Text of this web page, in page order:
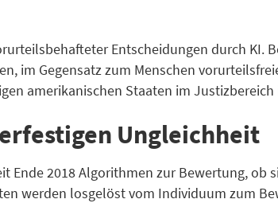
Entscheidungen durch KI.
im Gegensatz zum Menschen
amerikanischen Staaten im
Ungleichheit
Ende 2018 Algorithmen zur Bewertung, ob
werden losgelöst vom Individuum zum